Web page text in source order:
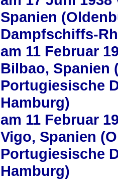
Spanien
Dampfschiffs-
am 11 Februar
Bilbao, Spanien
Portugiesische
Hamburg)
am 11 Februar
Vigo, Spanien
Portugiesische
Hamburg)